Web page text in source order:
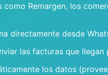
como Remargen, los
directamente desde
las facturas que
los datos